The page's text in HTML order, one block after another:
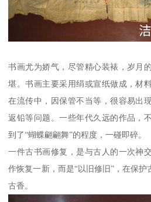
书画尤为娇气，尽管精心装裱，岁月
堪。书画主要采用绢或宣纸做成，材
在流传中，因保管不当等，很容易出
返铅等问题。一些年代久远的作品，
到了“蝴蝶翩翩舞”的程度，一碰即碎。
一件古书画修复，是与古人的一次神
作恢复一新，而是“以旧修旧”，在保
古香。